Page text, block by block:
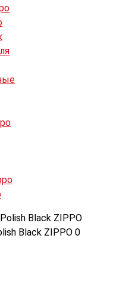
Black ZIPPO 0